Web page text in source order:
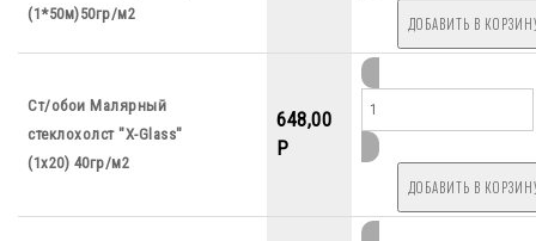
(1*50м)50гр/м2
Ст/обои Малярный
стеклохолст "X-Glass"
(1х20) 40гр/м2
648,00
P